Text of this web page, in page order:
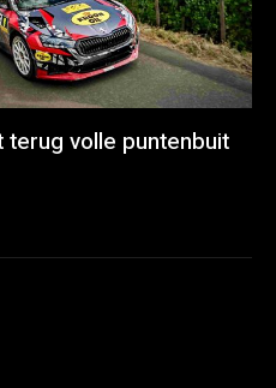
terug volle puntenbuit